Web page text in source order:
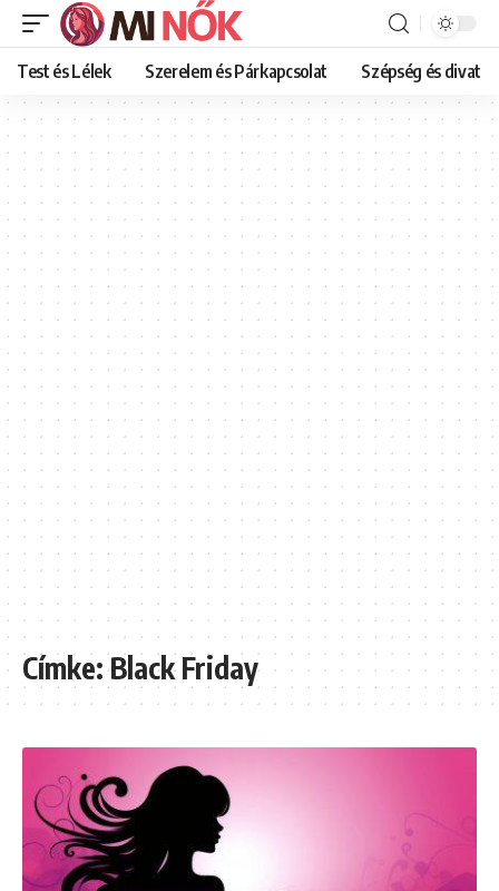
Test és Lélek Szerelem és Párkapcsolat Szépség és divat
Címke:Black Friday